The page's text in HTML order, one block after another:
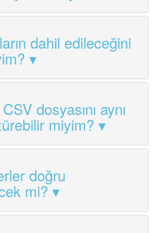
dahil edileceğini
dosyasını aynı
miyim?
doğru
mi?